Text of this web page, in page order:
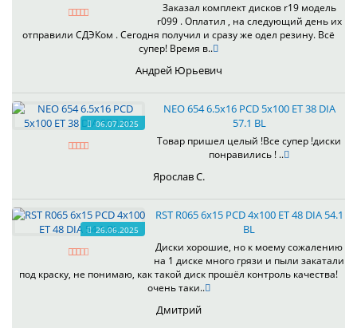
Заказал комплект дисков r19 модель
r099 . Оплатил , на следующий день их
отправили СДЭКом . Сегодня получил и сразу же одел резину. Всё
супер! Время в..
Андрей Юрьевич
06.07.2025
NEO 654 6.5x16 PCD 5x100 ET 38 DIA
57.1 BL
Товар пришел целый !Все супер !диски
понравились ! ..
Ярослав С.
26.06.2025
RST R065 6x15 PCD 4x100 ET 48 DIA 54.1
BL
Диски хорошие, но к моему сожалению
на 1 диске много грязи и пыли закатали
под краску, не понимаю, как такой диск прошёл контроль качества!
очень таки..
Дмитрий